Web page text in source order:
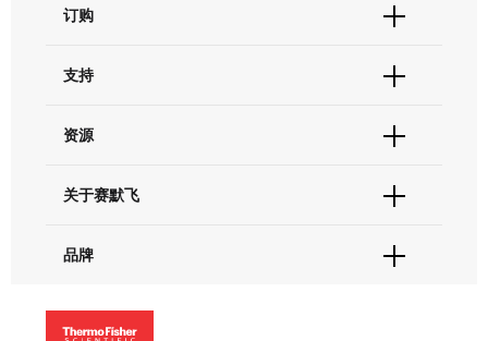
与传统的质量检测器相比，更好的响应一致性、更高的灵敏度和更
宽的线性范围。 以ELSD 为例：原理上，CAD 检测干燥气溶胶表
干燥气溶 胶对光的散射，与化合物结构相关，ELSD 信号对于颗粒
度等，均可适当改变调整。
当分析实验室需要维持现有方法又要提高实验室生产率时，
分析物保留时间和色谱图，轻松实现HPLC 的方法转移。
析，还可提供未知化合物的结构信息。 质谱检测器的引入，强化
更高灵敏度助力定性分析
Tenofovir（替诺韦福）和Adenine（腺嘌呤）为例：
结构信息。使用质谱检测器可以达到pg 级，且得到质量数测定，
从而进行更准确的定性分析。
订购
订单支持
现货供应中心
支持
联系我们 - 400 820 8982
查找文件&证书
资源
促销
社交媒体
关于赛默飞
招聘
新闻
品牌
Applied Biosystems